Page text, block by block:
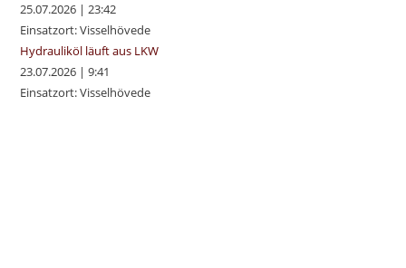
25.07.2026 |23:42
Einsatzort: Visselhövede
Hydrauliköl läuft aus LKW
23.07.2026 |9:41
Einsatzort: Visselhövede